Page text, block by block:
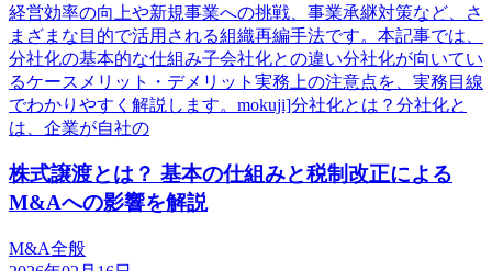
経営効率の向上や新規事業への挑戦、事業承継対策など、さ
まざまな目的で活用される組織再編手法です。本記事では、
分社化の基本的な仕組み子会社化との違い分社化が向いてい
るケースメリット・デメリット実務上の注意点を、実務目線
でわかりやすく解説します。mokuji]分社化とは？分社化と
は、企業が自社の
株式譲渡とは？ 基本の仕組みと税制改正による
M&Aへの影響を解説
M&A全般